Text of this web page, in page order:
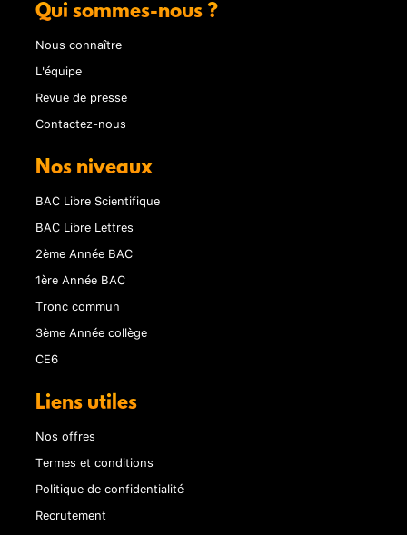
Qui sommes-nous ?
Nous connaître
L'équipe
Revue de presse
Contactez-nous
Nos niveaux
BAC Libre Scientifique
BAC Libre Lettres
2ème Année BAC
1ère Année BAC
Tronc commun
3ème Année collège
CE6
Liens utiles
Nos offres
Termes et conditions
Politique de confidentialité
Recrutement